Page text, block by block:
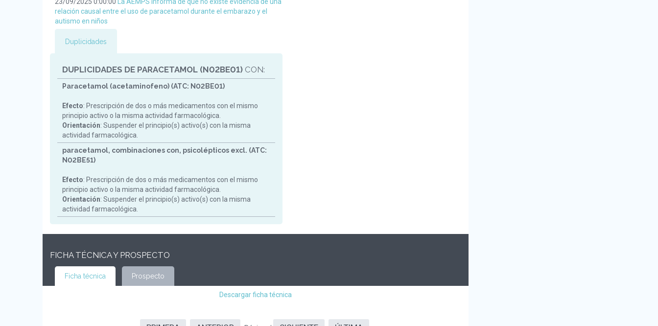
relación causal entre el uso de paracetamol durante el embarazo y el
autismo en niños
Duplicidades
DUPLICIDADES DE PARACETAMOL (N02BE01) CON:
Paracetamol (acetaminofeno) (ATC: N02BE01)
Efecto: Prescripción de dos o más medicamentos con el mismo
principio activo o la misma actividad farmacológica.
Orientación: Suspender el principio(s) activo(s) con la misma
actividad farmacológica.
paracetamol, combinaciones con, psicolépticos excl. (ATC:
N02BE51)
Efecto: Prescripción de dos o más medicamentos con el mismo
principio activo o la misma actividad farmacológica.
Orientación: Suspender el principio(s) activo(s) con la misma
actividad farmacológica.
FICHA TÉCNICA Y PROSPECTO
Ficha técnica Prospecto
Descargar ficha técnica